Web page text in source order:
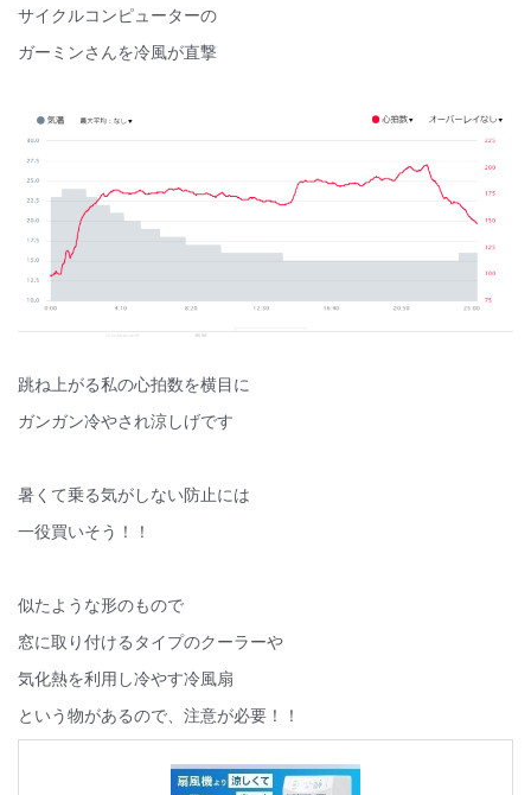
サイクルコンピューターの
ガーミンさんを冷風が直撃
跳ね上がる私の心拍数を横目に
ガンガン冷やされ涼しげです
暑くて乗る気がしない防止には
一役買いそう！！
似たような形のもので
窓に取り付けるタイプのクーラーや
気化熱を利用し冷やす冷風扇
という物があるので、注意が必要！！